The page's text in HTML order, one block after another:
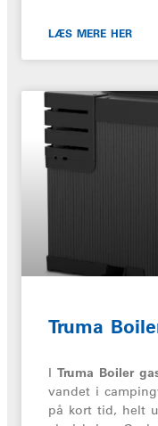
LÆS MERE HER
Truma
I Truma Boiler
vandet i
på kort tid, helt